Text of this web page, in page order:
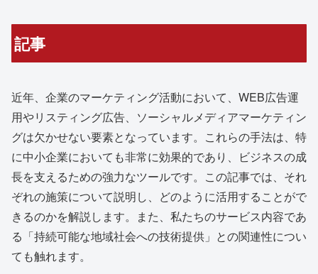
記事
近年、企業のマーケティング活動において、WEB広告運
用やリスティング広告、ソーシャルメディアマーケティン
グは欠かせない要素となっています。これらの手法は、特
に中小企業においても非常に効果的であり、ビジネスの成
長を支えるための強力なツールです。この記事では、それ
ぞれの施策について説明し、どのように活用することがで
きるのかを解説します。また、私たちのサービス内容であ
る「持続可能な地域社会への技術提供」との関連性につい
ても触れます。